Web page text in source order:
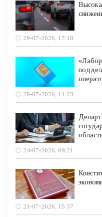
29-07-2026, 17:18
28-07-2026, 11:23
24-07-2026, 09:21
21-07-2026, 15:37